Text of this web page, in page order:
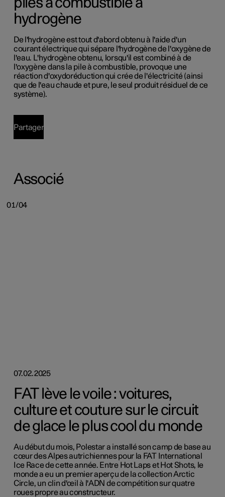
01/04
hydrogène
De l'hydrogène est tout d'abord obtenu à l'aide d'un
courant électrique qui sépare l'hydrogène de l'oxygène de
l'eau. L'hydrogène obtenu, lorsqu'il est combiné à de
l'oxygène dans la pile à combustible, provoque une
réaction d'oxydoréduction qui crée de l'électricité (ainsi
que de l'eau chaude et pure, le seul produit résiduel de ce
système).
Partager
Associé
07.02.2025
FAT lève le voile : voitures,
culture et couture sur le circuit
de glace le plus cool du monde
Au début du mois, Polestar a installé son camp de base au
cœur des Alpes autrichiennes pour la FAT International
Ice Race de cette année. Entre Hot Laps et Hot Shots, le
monde a eu un premier aperçu de la collection Arctic
Circle, un clin d'œil à l'ADN de compétition sur quatre
roues propre au constructeur.